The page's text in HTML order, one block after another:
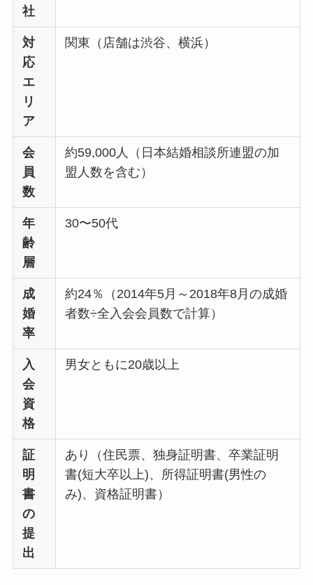
社
対
応
エ
リ
ア
関東（店舗は渋谷、横浜）
会
員
数
約59,000人（日本結婚相談所連盟の加
盟人数を含む）
年
齢
層
30〜50代
成
婚
率
約24％（2014年5月～2018年8月の成婚
者数÷全入会会員数で計算）
入
会
資
格
男女ともに20歳以上
証
明
書
の
提
出
あり（住民票、独身証明書、卒業証明
書(短大卒以上)、所得証明書(男性の
み)、資格証明書）